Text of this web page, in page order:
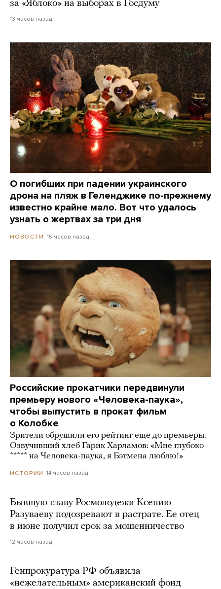
за «Яблоко» на выборах в Госдуму
13 часов назад
О погибших при падении украинского
дрона на пляж в Геленджике по-прежнему
известно крайне мало. Вот что удалось
узнать о жертвах за три дня
НОВОСТИ 15 часов назад
Российские прокатчики передвинули
премьеру нового «Человека-паука»,
чтобы выпустить в прокат фильм
о Колобке
Зрители обрушили его рейтинг еще до премьеры.
Озвучивший хлеб Гарик Харламов: «Мне глубоко
***** на Человека-паука, я Бэтмена люблю!»
ИСТОРИИ 14 часов назад
Бывшую главу Росмолодежи Ксению
Разуваеву подозревают в растрате. Ее отец
в июне получил срок за мошенничество
12 часов назад
Генпрокуратура РФ объявила
«нежелательным» американский фонд